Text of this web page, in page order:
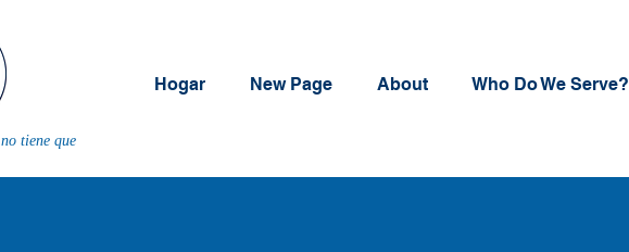
Hogar New Page About Who Do We Serve?
no tiene que